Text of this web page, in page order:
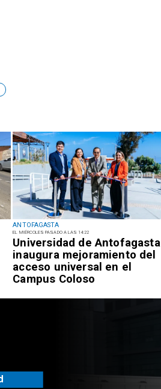
ANTOFAGASTA
EL MIÉRCOLES PASADO A LAS 14:22
Universidad de Antofagasta
inaugura mejoramiento del
acceso universal en el
Campus Coloso